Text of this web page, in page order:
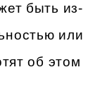
быть из-
или
об этом